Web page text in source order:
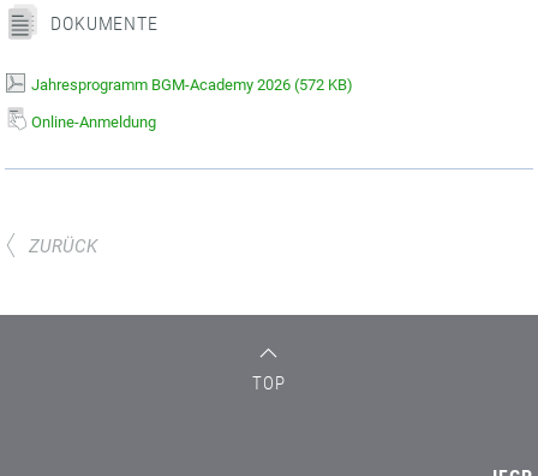
DOKUMENTE
Jahresprogramm BGM-Academy 2026 (572 KB)
Online-Anmeldung
ZURÜCK
TOP